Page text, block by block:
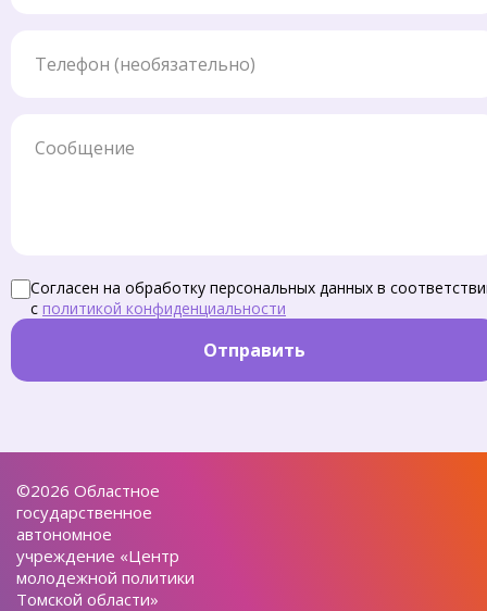
Согласен на обработку персональных данных в
с политикой конфиденциальности
Отправить
©2026 Областное
государственное
автономное
учреждение «Центр
молодежной политики
Томской области»